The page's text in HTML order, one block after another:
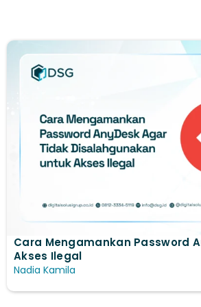
Cara Mengamankan Password
Akses Ilegal
Nadia Kamila